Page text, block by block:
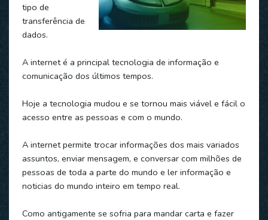
tipo de
transferência de
dados.
A internet é a principal tecnologia de informação e
comunicação dos últimos tempos.
Hoje a tecnologia mudou e se tornou mais viável e fácil o
acesso entre as pessoas e com o mundo.
A internet permite trocar informações dos mais variados
assuntos, enviar mensagem, e conversar com milhões de
pessoas de toda a parte do mundo e ler informação e
noticias do mundo inteiro em tempo real.
Como antigamente se sofria para mandar carta e fazer